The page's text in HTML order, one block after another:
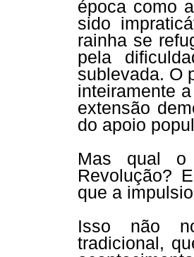
época como
sido
rainha se
pela
sublevada. O
inteiramente
extensão
do apoio
Mas qual o
Revolução?
que a
Isso não
tradicional,